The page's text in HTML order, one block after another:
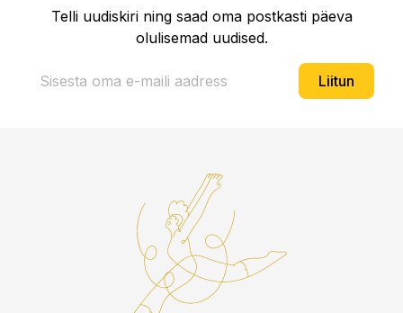
Telli uudiskiri ning saad oma postkasti päeva
olulisemad uudised.
Liitun